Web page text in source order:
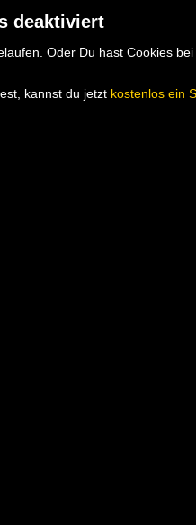
deaktiviert
Oder Du hast Cookies
kannst du jetzt kostenlos ein